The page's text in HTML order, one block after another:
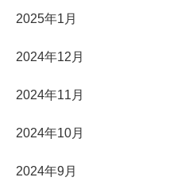
2025年1月
2024年12月
2024年11月
2024年10月
2024年9月